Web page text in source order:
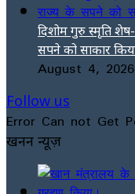
दिशोम गुरु स्मृति
सपने को साकार
August 4, 2026
Follow us
Error Can not Get
खनन न्यूज़